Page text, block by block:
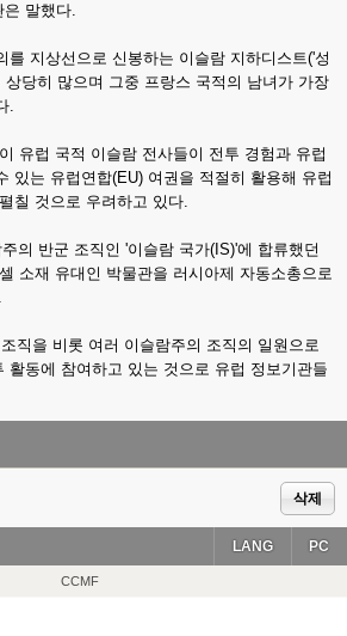
은 말했다.
를 지상선으로 신봉하는 이슬람 지하디스트('성
상당히 많으며 그중 프랑스 국적의 남녀가 가장
.
유럽 국적 이슬람 전사들이 전투 경험과 유럽
있는 유럽연합(EU) 여권을 적절히 활용해 유럽
칠 것으로 우려하고 있다.
의 반군 조직인 '이슬람 국가(IS)'에 합류했던
소재 유대인 박물관을 러시아제 자동소총으로
직을 비롯 여러 이슬람주의 조직의 일원으로
활동에 참여하고 있는 것으로 유럽 정보기관들
삭제
PC
LANG
CCMF